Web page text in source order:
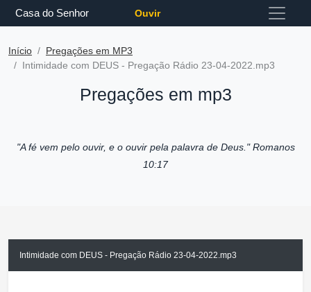
Casa do Senhor Ouvir
Início
Pregações em MP3
Intimidade com DEUS - Pregação Rádio 23-04-2022.mp3
Pregações em mp3
"A fé vem pelo ouvir, e o ouvir pela palavra de Deus."Romanos
10:17
Intimidade com DEUS - Pregação Rádio 23-04-2022.mp3